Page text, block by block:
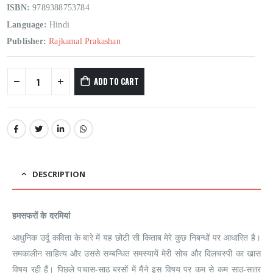
ISBN: 9789388753784
Language: Hindi
Publisher: Rajkamal Prakashan
ADD TO CART
DESCRIPTION
हमसफरों के दरमियां
आधुनिक उर्दू कविता के बारे में यह छोटी सी किताब मेरे कुछ निबन्धों पर आधारित है।
समकालीन साहित्य और उससे सम्बन्धित समस्यायें मेरी सोच और दिलचस्पी का खास
विषय रही हैं। पिछले पचास-साठ बरसों में मैंने इस विषय पर कम से कम साठ-सत्तर